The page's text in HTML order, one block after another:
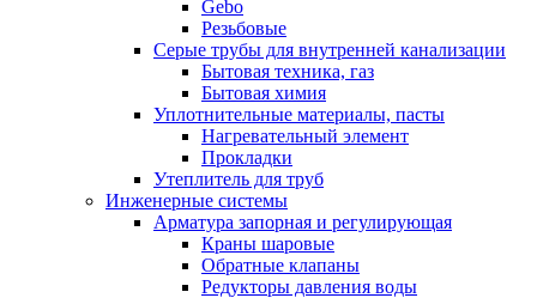
Gebo
Резьбовые
Серые трубы для внутренней канализации
Бытовая техника, газ
Бытовая химия
Уплотнительные материалы, пасты
Нагревательный элемент
Прокладки
Утеплитель для труб
Инженерные системы
Арматура запорная и регулирующая
Краны шаровые
Обратные клапаны
Редукторы давления воды